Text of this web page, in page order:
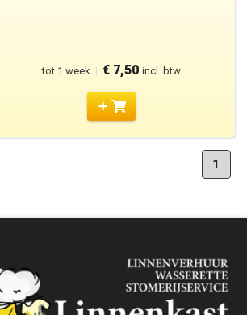
tot 1 week | € 7,50 incl. btw
1